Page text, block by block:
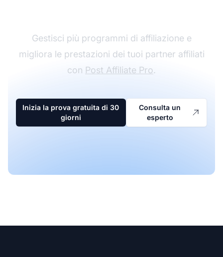
Gestisci più programmi di affiliazione e
migliora le prestazioni dei tuoi partner affiliati
con Post Affiliate Pro.
Inizia la prova gratuita di 30
giorni
Consulta un
esperto